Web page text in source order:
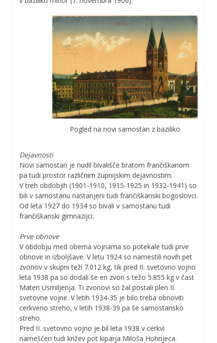
Pogled na novi samostan z baziliko
Dejavnosti
Novi samostan je nudil bivališče bratom frančiškanom
pa tudi prostor različnim župnijskim dejavnostim.
V treh obdobjih (1901-1910, 1915-1925 in 1932-1941) so
bili v samostanu nastanjeni tudi frančiškanski bogoslovci.
Od leta 1927 do 1934 so bivali v samostanu tudi
frančiškanski gimnazijci.
Prve obnove
V obdobju med obema vojnama so potekale tudi prve
obnove in izboljšave. V letu 1924 so namestili novih pet
zvonov v skupni teži 7.012 kg, tik pred II. svetovno vojno
leta 1938 pa so dodali še en zvon s težo 5.855 kg v čast
Materi Usmiljenja. Ti zvonovi so žal postali plen II.
svetovne vojne. V letih 1934-35 je bilo treba obnoviti
cerkveno streho, v letih 1938-39 pa še samostansko
streho.
Pred II. svetovno vojno je bil leta 1938 v cerkvi
nameščen tudi križev pot kiparja Miloša Hohnjeca.